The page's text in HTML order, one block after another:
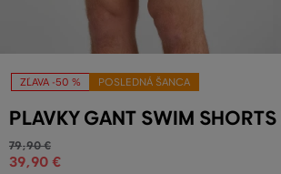
ZĽAVA -50 % POSLEDNÁ ŠANCA
PLAVKY GANT SWIM
79,90 €
39,90 €